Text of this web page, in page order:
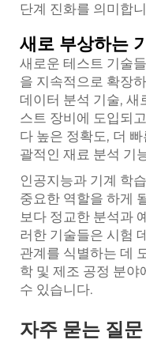
단계 진화를 의미합
새로 부상하는
새로운 테스트 기술
을 지속적으로 확장
데이터 분석 기술, 새
스트 장비에 도입되
다 높은 정확도, 더
괄적인 재료 분석 기
인공지능과 기계 학
중요한 역할을 하게
보다 정교한 분석과
러한 기술들은 시험
관계를 식별하는 데
학 및 제조 공정 분야
수 있습니다.
자주 묻는 질문